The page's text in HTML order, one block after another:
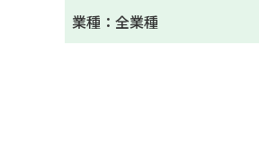
業種：全業種